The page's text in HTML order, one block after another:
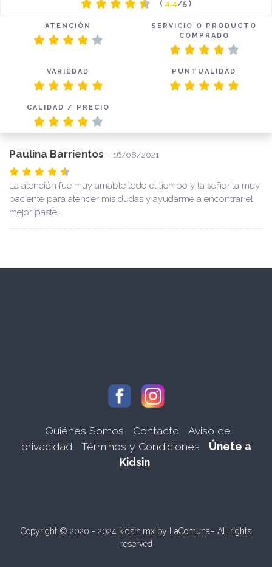
( 4.4/5 )
ATENCIÓN
SERVICIO O PRODUCTO
COMPRADO
VARIEDAD PUNTUALIDAD
CALIDAD / PRECIO
Paulina Barrientos - 16/08/2021
La atención fue muy amable todo el tiempo y la señorita muy
paciente para atender mis dudas y ayudarme a encontrar el
mejor pastel
Quiénes Somos Contacto
Aviso de
privacidad
Términos y Condiciones
Únete a
Kidsin
Copyright © 2020 - 2024 kidsin.mx by LaComuna– All rights
reserved